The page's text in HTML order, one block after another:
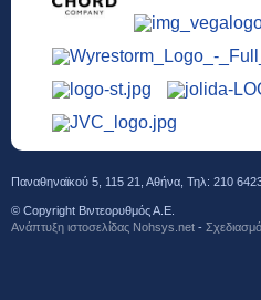
Παναθηναϊκού 5, 115 21, Αθήνα, Τηλ: 210
© Copyright Βιντεορυθμός Α.Ε.
Ανάπτυξη ιστοσελίδας Νohsys.net -